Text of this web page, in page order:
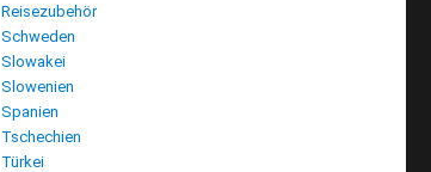
Reisezubehör
Schweden
Slowakei
Slowenien
Spanien
Tschechien
Türkei